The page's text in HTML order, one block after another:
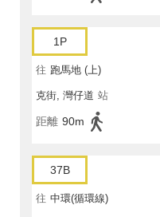
1P
往 跑馬地 (上)
克街, 灣仔道 站
距離 90m
37B
往 中環(循環線)